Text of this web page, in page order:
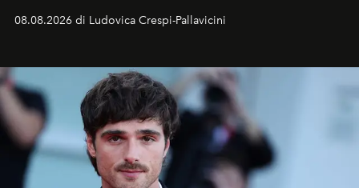
celeste per seguire il passaggio delle
all’universo i desideri più segreti
08.08.2026 di Ludovica Crespi-Pallavicini